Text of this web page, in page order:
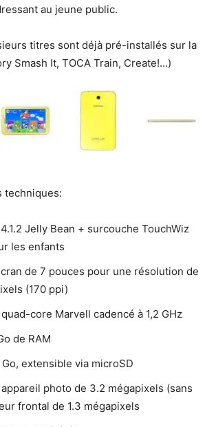
au jeune public.
titres sont déjà pré-installés sur la
Smash It, TOCA Train, Create!…)
techniques:
Jelly Bean + surcouche TouchWiz
les enfants
de 7 pouces pour une résolution de
(170 ppi)
quad-core Marvell cadencé à 1,2 GHz
de RAM
Go, extensible via microSD
appareil photo de 3.2 mégapixels (sans
frontal de 1.3 mégapixels